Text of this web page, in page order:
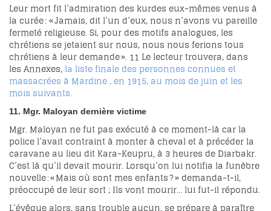
Leur mort fit l’admiration des kurdes eux-mêmes venus à
la curée : « Jamais, dit l’un d’eux, nous n’avons vu pareille
fermeté religieuse. Si, pour des motifs analogues, les
chrétiens se jetaient sur nous, nous nous ferions tous
chrétiens à leur demande ». 11 Le lecteur trouvera, dans
les Annexes,la liste finale des personnes connues et
massacrées à Mardine, en 1915, au mois de juin et les
mois suivants.
11. Mgr. Maloyan dernière victime
Mgr. Maloyan ne fut pas exécuté à ce moment-là car la
police l’avait contraint à monter à cheval et à précéder la
caravane au lieu dit Kara-Keupru, à 3 heures de Diarbakr.
C’est là qu’il devait mourir. Lorsqu’on lui notifia la funèbre
nouvelle : « Mais où sont mes enfants ? » demanda-t-il,
préoccupé de leur sort ; Ils vont mourir… lui fut-il répondu.